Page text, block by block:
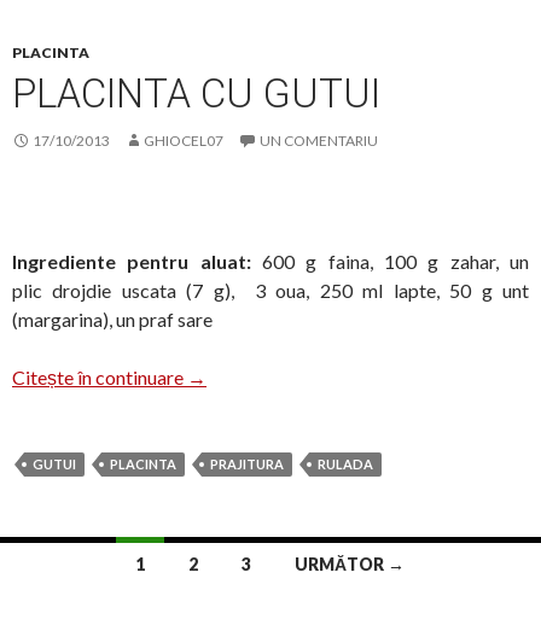
PLACINTA
PLACINTA CU GUTUI
17/10/2013 GHIOCEL07 UN COMENTARIU
Ingrediente pentru aluat:600 g faina, 100 g zahar, un
plic drojdie uscata (7 g), 3 oua, 250 ml lapte, 50 g unt
(margarina), un praf sare
Citește în continuare Placinta cu gutui
→
GUTUI PLACINTA PRAJITURA RULADA
1 2 3 URMĂTOR →